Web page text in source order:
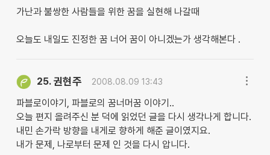
가난과 불쌍한 사람들을 위한 꿈을 실현해 나갈때
오늘도 내일도 진정한 꿈 너어 꿈이 아니겠는가 생각해본다 .
25. 권현주 2008.08.09 13:43
파블로이야기, 파블로의 꿈너머꿈 이야기..
오늘 편지 올려주신 분 덕에 읽었던 글을 다시 생각나게 합니다.
내민 손가락 방향을 내게로 향하게 해준 글이였지요.
내가 문제, 나로부터 문제 인 것을 다시 압니다.